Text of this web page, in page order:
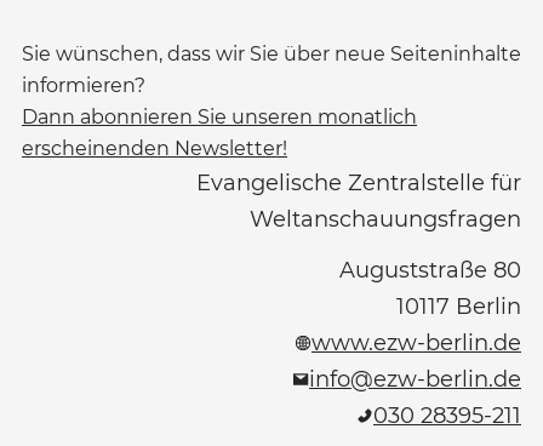
Sie wünschen, dass wir Sie über neue Seiteninhalte
informieren?
Dann abonnieren Sie unseren monatlich
erscheinenden Newsletter!
Evangelische Zentralstelle für
Weltanschauungsfragen
Auguststraße 80
10117 Berlin
www.ezw-berlin.de
info@ezw-berlin.de
030 28395-211